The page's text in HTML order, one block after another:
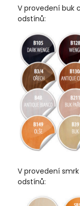
V provedení buk
odstínů:
V provedení
odstínů: